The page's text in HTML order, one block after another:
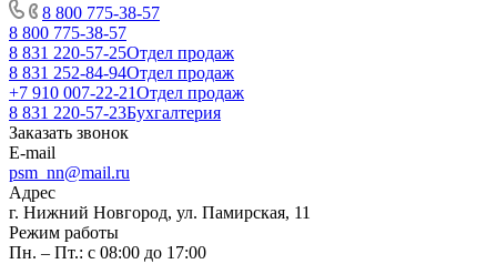
8 800 775-38-57
8 800 775-38-57
8 831 220-57-25Отдел продаж
8 831 252-84-94Отдел продаж
+7 910 007-22-21Отдел продаж
8 831 220-57-23Бухгалтерия
Заказать звонок
E-mail
psm_nn@mail.ru
Адрес
г. Нижний Новгород, ул. Памирская, 11
Режим работы
Пн. – Пт.: с 08:00 до 17:00